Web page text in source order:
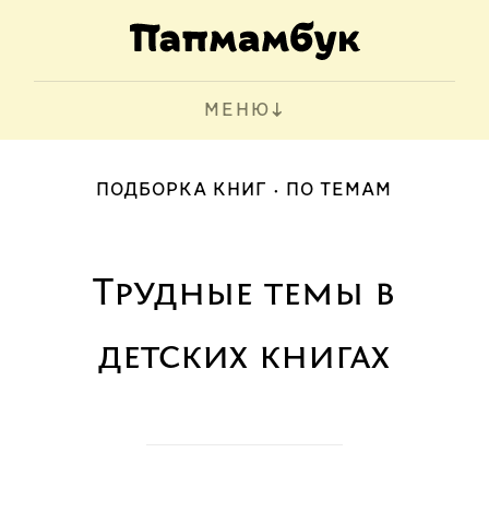
МЕНЮ
ПОДБОРКА КНИГ ПО ТЕМАМ
Трудные темы в
детских книгах